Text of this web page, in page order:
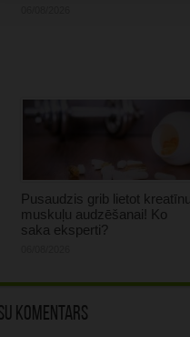
Pusaudzis grib lietot kreatīnu
muskuļu audzēšanai! Ko
saka eksperti?
komentārs